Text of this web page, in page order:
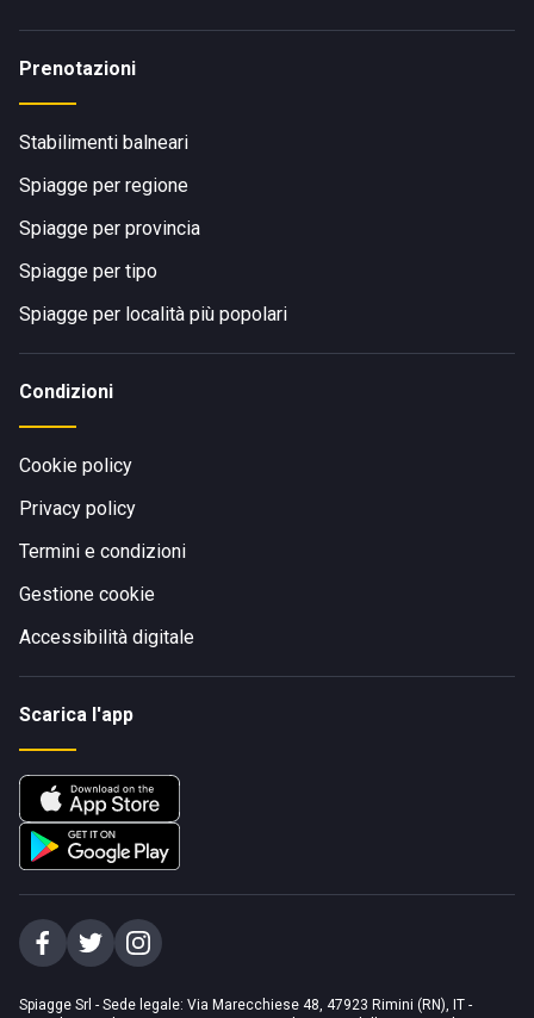
Prenotazioni
Stabilimenti balneari
Spiagge per regione
Spiagge per provincia
Spiagge per tipo
Spiagge per località più popolari
Condizioni
Cookie policy
Privacy policy
Termini e condizioni
Gestione cookie
Accessibilità digitale
Scarica l'app
Spiagge Srl - Sede legale: Via Marecchiese 48, 47923 Rimini (RN), IT -